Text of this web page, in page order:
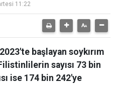
11:22
başlayan soykırım
sayısı 73 bin
ise 174 bin 242'ye